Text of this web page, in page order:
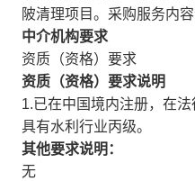
陂清理项目。采购服务内
中介机构要求
资质（资格）要求
资质（资格）要求说明
1.已在中国境内注册，在
具有水利行业丙级。
其他要求说明：
无